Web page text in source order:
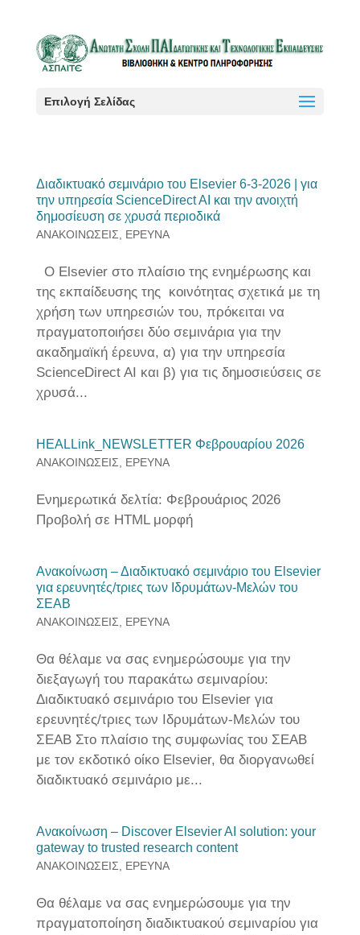
Επιλογή Σελίδας
Διαδικτυακό σεμινάριο του Elsevier 6-3-2026 | για
την υπηρεσία ScienceDirect AI και την ανοιχτή
δημοσίευση σε χρυσά περιοδικά
ΑΝΑΚΟΙΝΩΣΕΙΣ ΕΡΕΥΝΑ
Ο Elsevier στο πλαίσιο της ενημέρωσης και
της εκπαίδευσης της κοινότητας σχετικά με τη
χρήση των υπηρεσιών του, πρόκειται να
πραγματοποιήσει δύο σεμινάρια για την
ακαδημαϊκή έρευνα, α) για την υπηρεσία
ScienceDirect AI και β) για τις δημοσιεύσεις σε
χρυσά...
HEALLink_NEWSLETTER Φεβρουαρίου 2026
ΑΝΑΚΟΙΝΩΣΕΙΣ ΕΡΕΥΝΑ
Ενημερωτικά δελτία: Φεβρουάριος 2026
Προβολή σε HTML μορφή
Ανακοίνωση – Διαδικτυακό σεμινάριο του Elsevier
για ερευνητές/τριες των Ιδρυμάτων-Μελών του
ΣΕΑΒ
ΑΝΑΚΟΙΝΩΣΕΙΣ ΕΡΕΥΝΑ
Θα θέλαμε να σας ενημερώσουμε για την
διεξαγωγή του παρακάτω σεμιναρίου:
Διαδικτυακό σεμινάριο του Elsevier για
ερευνητές/τριες των Ιδρυμάτων-Μελών του
ΣΕΑΒ Στο πλαίσιο της συμφωνίας του ΣΕΑΒ
με τον εκδοτικό οίκο Elsevier, θα διοργανωθεί
διαδικτυακό σεμινάριο με...
Ανακοίνωση – Discover Elsevier AI solution: your
gateway to trusted research content
ΑΝΑΚΟΙΝΩΣΕΙΣ ΕΡΕΥΝΑ
Θα θέλαμε να σας ενημερώσουμε για την
πραγματοποίηση διαδικτυακού σεμιναρίου για